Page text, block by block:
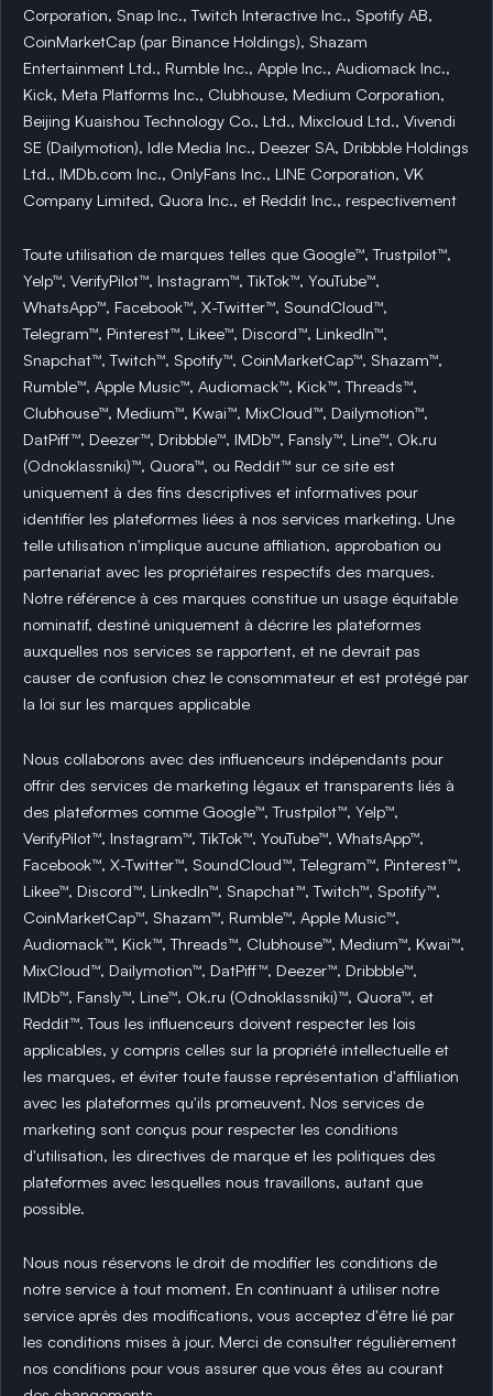
Corporation, Snap Inc., Twitch Interactive Inc., Spotify AB,
CoinMarketCap (par Binance Holdings), Shazam
Entertainment Ltd., Rumble Inc., Apple Inc., Audiomack Inc.,
Kick, Meta Platforms Inc., Clubhouse, Medium Corporation,
Beijing Kuaishou Technology Co., Ltd., Mixcloud Ltd., Vivendi
SE (Dailymotion), Idle Media Inc., Deezer SA, Dribbble Holdings
Ltd., IMDb.com Inc., OnlyFans Inc., LINE Corporation, VK
Company Limited, Quora Inc., et Reddit Inc., respectivement
Toute utilisation de marques telles que Google™, Trustpilot™,
Yelp™, VerifyPilot™, Instagram™, TikTok™, YouTube™,
WhatsApp™, Facebook™, X-Twitter™, SoundCloud™,
Telegram™, Pinterest™, Likee™, Discord™, LinkedIn™,
Snapchat™, Twitch™, Spotify™, CoinMarketCap™, Shazam™,
Rumble™, Apple Music™, Audiomack™, Kick™, Threads™,
Clubhouse™, Medium™, Kwai™, MixCloud™, Dailymotion™,
DatPiff™, Deezer™, Dribbble™, IMDb™, Fansly™, Line™, Ok.ru
(Odnoklassniki)™, Quora™, ou Reddit™ sur ce site est
uniquement à des fins descriptives et informatives pour
identifier les plateformes liées à nos services marketing. Une
telle utilisation n'implique aucune affiliation, approbation ou
partenariat avec les propriétaires respectifs des marques.
Notre référence à ces marques constitue un usage équitable
nominatif, destiné uniquement à décrire les plateformes
auxquelles nos services se rapportent, et ne devrait pas
causer de confusion chez le consommateur et est protégé par
la loi sur les marques applicable
Nous collaborons avec des influenceurs indépendants pour
offrir des services de marketing légaux et transparents liés à
des plateformes comme Google™, Trustpilot™, Yelp™,
VerifyPilot™, Instagram™, TikTok™, YouTube™, WhatsApp™,
Facebook™, X-Twitter™, SoundCloud™, Telegram™, Pinterest™,
Likee™, Discord™, LinkedIn™, Snapchat™, Twitch™, Spotify™,
CoinMarketCap™, Shazam™, Rumble™, Apple Music™,
Audiomack™, Kick™, Threads™, Clubhouse™, Medium™, Kwai™,
MixCloud™, Dailymotion™, DatPiff™, Deezer™, Dribbble™,
IMDb™, Fansly™, Line™, Ok.ru (Odnoklassniki)™, Quora™, et
Reddit™. Tous les influenceurs doivent respecter les lois
applicables, y compris celles sur la propriété intellectuelle et
les marques, et éviter toute fausse représentation d'affiliation
avec les plateformes qu'ils promeuvent. Nos services de
marketing sont conçus pour respecter les conditions
d'utilisation, les directives de marque et les politiques des
plateformes avec lesquelles nous travaillons, autant que
possible.
Nous nous réservons le droit de modifier les conditions de
notre service à tout moment. En continuant à utiliser notre
service après des modifications, vous acceptez d'être lié par
les conditions mises à jour. Merci de consulter régulièrement
nos conditions pour vous assurer que vous êtes au courant